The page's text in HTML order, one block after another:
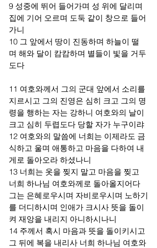
9 성중에 뛰어 들어가며 성 위에 달리며
집에 기어 오르며 도둑 같이 창으로 들어
가니
10 그 앞에서 땅이 진동하며 하늘이 떨
며 해와 달이 캄캄하며 별들이 빛을 거두
도다
11 여호와께서 그의 군대 앞에서 소리를
지르시고 그의 진영은 심히 크고 그의 명
령을 행하는 자는 강하니 여호와의 날이
크고 심히 두렵도다 당할 자가 누구이랴
12 여호와의 말씀에 너희는 이제라도 금
식하고 울며 애통하고 마음을 다하여 내
게로 돌아오라 하셨나니
13 너희는 옷을 찢지 말고 마음을 찢고
너희 하나님 여호와께로 돌아올지어다
그는 은혜로우시며 자비로우시며 노하기
를 더디하시며 인애가 크시사 뜻을 돌이
켜 재앙을 내리지 아니하시나니
14 주께서 혹시 마음과 뜻을 돌이키시고
그 뒤에 복을 내리사 너희 하나님 여호와